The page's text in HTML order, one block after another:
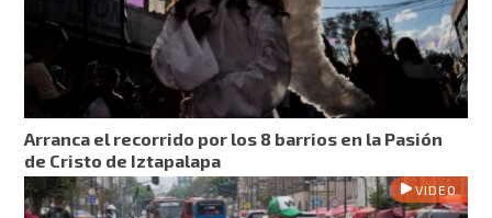
Arranca el recorrido por los 8 barrios en la Pasión
de Cristo de Iztapalapa
VIDEO